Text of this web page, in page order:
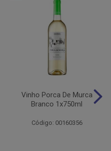
Vinho Porca De Murca
Branco 1x750ml
Código: 00160356